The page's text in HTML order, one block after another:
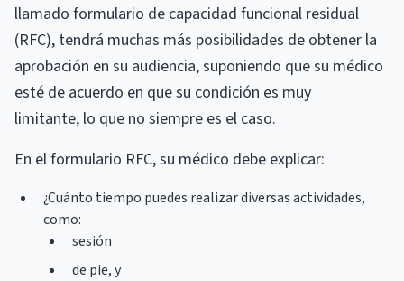
llamado formulario de capacidad funcional residual
(RFC), tendrá muchas más posibilidades de obtener la
aprobación en su audiencia, suponiendo que su médico
esté de acuerdo en que su condición es muy
limitante, lo que no siempre es el caso.
En el formulario RFC, su médico debe explicar:
¿Cuánto tiempo puedes realizar diversas actividades,
como:
sesión
de pie, y